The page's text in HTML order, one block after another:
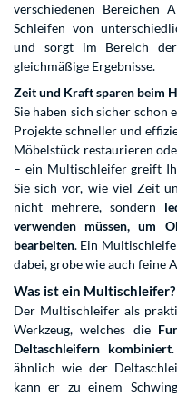
verschiedenen Bereichen
Schleifen von
und sorgt im Bereich
gleichmäßige Ergebnisse.
Zeit und Kraft sparen beim
Sie haben sich sicher schon
Projekte schneller und
Möbelstück restaurieren
– ein Multischleifer greift
Sie sich vor, wie viel Zeit
nicht mehrere, sondern
verwenden müssen, um
bearbeiten. Ein
dabei, grobe wie auch feine
Was ist ein Multischleifer?
Der Multischleifer als
Werkzeug, welches die
Deltaschleifern kombiniert
ähnlich wie der
kann er zu einem